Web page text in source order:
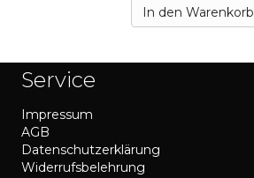
In den Warenkorb
Service
Impressum
AGB
Datenschutzerklärung
Widerrufsbelehrung